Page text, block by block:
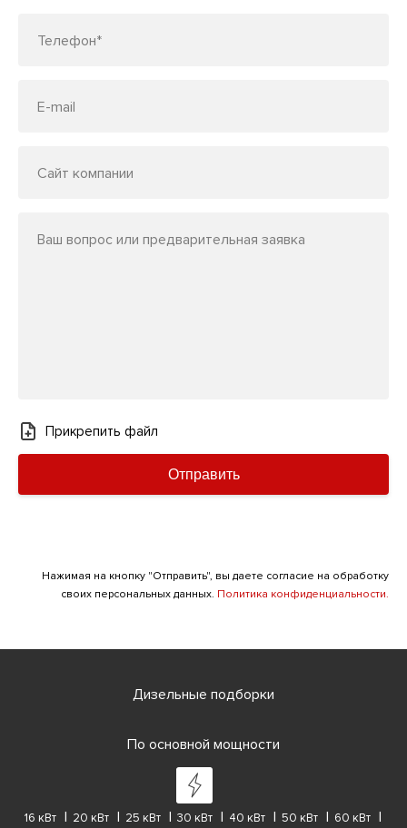
Телефон*
E-mail
Сайт компании
Ваш вопрос или предварительная заявка
Прикрепить файл
Отправить
Нажимая на кнопку "Отправить", вы даете согласие на обработку
своих персональных данных. Политика конфиденциальности.
Дизельные подборки
По основной мощности
16 кВт 20 кВт 25 кВт 30 кВт 40 кВт 50 кВт
60 кВт